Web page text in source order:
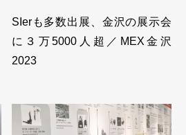
サルロボット
ット
SIerも多数出展、金沢の展示会
に３万5000人超／MEX金沢
2023